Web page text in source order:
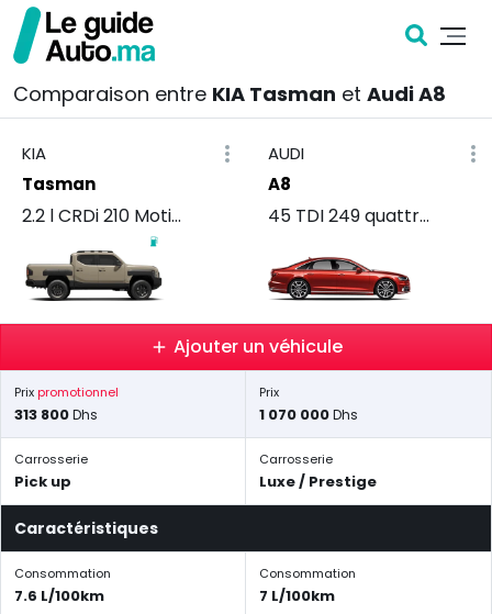
Comparaison entre KIA Tasman et Audi A8
KIA
Tasman
2.2 l CRDi 210 Motion+ Simple Cabine
AUDI
A8
45 TDI 249 quattro Prestige
Ajouter un véhicule
Prix promotionnel
313 800Dhs
Prix
1 070 000Dhs
Carrosserie
Pick up
Carrosserie
Luxe / Prestige
Caractéristiques
Consommation
7.6 L/100km
Consommation
7 L/100km